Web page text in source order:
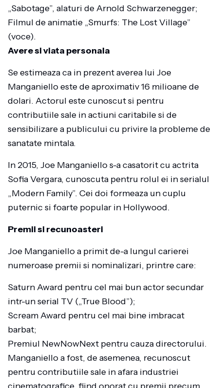
„Sabotage”, alaturi de Arnold Schwarzenegger;
Filmul de animatie „Smurfs: The Lost Village”
(voce).
Avere si viata personala
Se estimeaza ca in prezent averea lui Joe
Manganiello este de aproximativ 16 milioane de
dolari. Actorul este cunoscut si pentru
contributiile sale in actiuni caritabile si de
sensibilizare a publicului cu privire la probleme de
sanatate mintala.
In 2015, Joe Manganiello s-a casatorit cu actrita
Sofia Vergara, cunoscuta pentru rolul ei in serialul
„Modern Family”. Cei doi formeaza un cuplu
puternic si foarte popular in Hollywood.
Premii si recunoasteri
Joe Manganiello a primit de-a lungul carierei
numeroase premii si nominalizari, printre care:
Saturn Award pentru cel mai bun actor secundar
intr-un serial TV („True Blood”);
Scream Award pentru cel mai bine imbracat
barbat;
Premiul NewNowNext pentru cauza directorului.
Manganiello a fost, de asemenea, recunoscut
pentru contributiile sale in afara industriei